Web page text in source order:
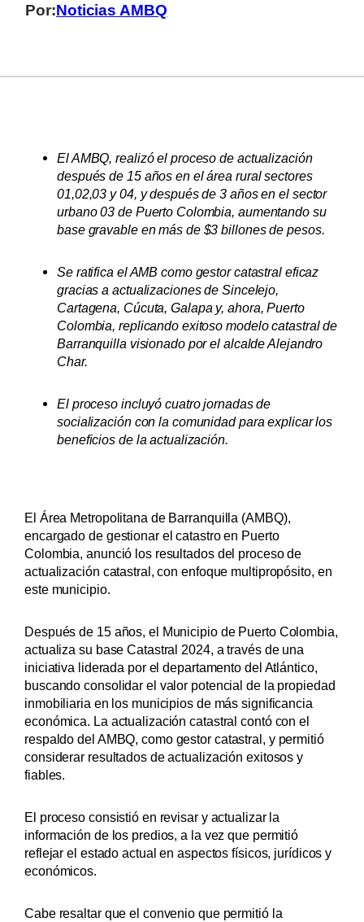
Por:Noticias AMBQ
El AMBQ, realizó el proceso de actualización
después de 15 años en el área rural sectores
01,02,03 y 04, y después de 3 años en el sector
urbano 03 de Puerto Colombia, aumentando su
base gravable en más de $3 billones de pesos.
Se ratifica el AMB como gestor catastral eficaz
gracias a actualizaciones de Sincelejo,
Cartagena, Cúcuta, Galapa y, ahora, Puerto
Colombia, replicando exitoso modelo catastral de
Barranquilla visionado por el alcalde Alejandro
Char.
El proceso incluyó cuatro jornadas de
socialización con la comunidad para explicar los
beneficios de la actualización.
El Área Metropolitana de Barranquilla (AMBQ),
encargado de gestionar el catastro en Puerto
Colombia, anunció los resultados del proceso de
actualización catastral, con enfoque multipropósito, en
este municipio.
Después de 15 años, el Municipio de Puerto Colombia,
actualiza su base Catastral 2024, a través de una
iniciativa liderada por el departamento del Atlántico,
buscando consolidar el valor potencial de la propiedad
inmobiliaria en los municipios de más significancia
económica. La actualización catastral contó con el
respaldo del AMBQ, como gestor catastral, y permitió
considerar resultados de actualización exitosos y
fiables.
El proceso consistió en revisar y actualizar la
información de los predios, a la vez que permitió
reflejar el estado actual en aspectos físicos, jurídicos y
económicos.
Cabe resaltar que el convenio que permitió la